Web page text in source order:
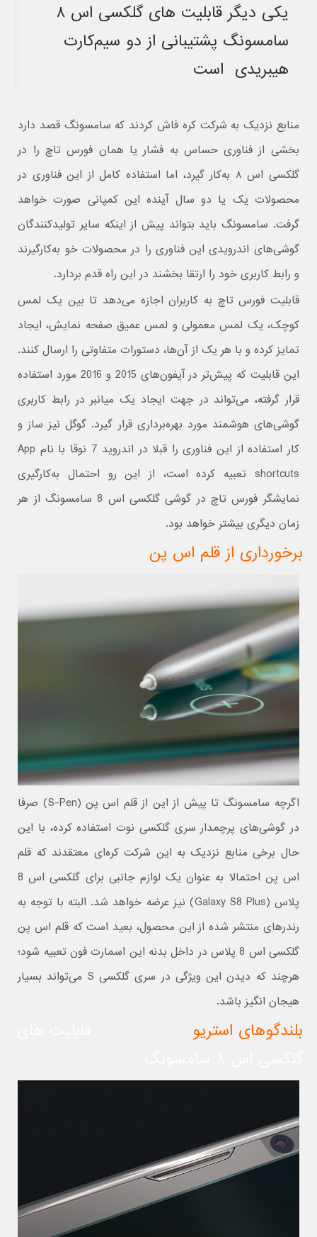
یکی دیگر قابلیت های گلکسی اس ۸
سامسونگ پشتیبانی از دو سیم‌کارت
هیبریدی است
منابع نزدیک به شرکت کره فاش کردند که سامسونگ قصد دارد
بخشی از فناوری حساس به فشار یا همان فورس تاچ را در
گلکسی اس ۸ به‌کار گیرد، اما استفاده کامل از این فناوری در
محصولات یک یا دو سال آینده این کمپانی صورت خواهد
گرفت. سامسونگ باید بتواند پیش از اینکه سایر تولیدکنندگان
گوشی‌های اندرویدی این فناوری را در محصولات خو به‌کارگیرند
و رابط کاربری خود را ارتقا بخشند در این راه قدم بردارد.
قابلیت فورس تاچ به کاربران اجازه می‌دهد تا بین یک لمس
کوچک، یک لمس معمولی و لمس عمیق صفحه نمایش، ایجاد
تمایز کرده و با هر یک از آن‌ها، دستورات متفاوتی را ارسال کنند.
این قابلیت که پیش‌تر در آیفون‌های 2015 و 2016 مورد استفاده
قرار گرفته، می‌تواند در جهت ایجاد یک میانبر در رابط کاربری
گوشی‌های هوشمند مورد بهره‌برداری قرار گیرد. گوگل نیز ساز و
کار استفاده از این فناوری را قبلا در اندروید 7 نوقا با نام App
shortcuts تعبیه کرده است، از این رو احتمال به‌کارگیری
نمایشگر فورس تاچ در گوشی گلکسی اس 8 سامسونگ از هر
زمان دیگری بیشتر خواهد بود.
برخورداری از قلم اس پن
اگرچه سامسونگ تا پیش از این از قلم اس پن (S-Pen) صرفا
در گوشی‌های پرچمدار سری گلکسی نوت استفاده کرده، با این
حال برخی منابع نزدیک به این شرکت کره‌ای معتقدند که قلم
اس پن احتمالا به عنوان یک لوازم جانبی برای گلکسی اس 8
پلاس (Galaxy S8 Plus) نیز عرضه خواهد شد. البته با توجه به
رندرهای منتشر شده از این محصول، بعید است که قلم اس پن
گلکسی اس 8 پلاس در داخل بدنه این اسمارت فون تعبیه شود؛
هرچند که دیدن این ویژگی در سری گلکسی S می‌تواند بسیار
هیجان انگیز باشد.
بلندگوهای استریو